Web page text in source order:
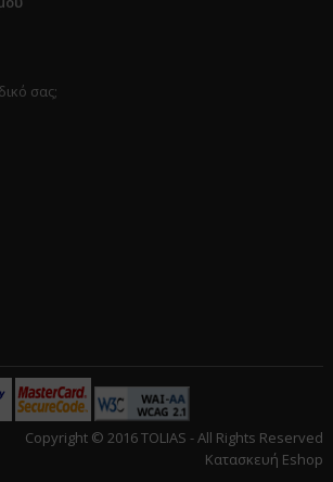
σας;
Copyright © 2016 TOLIAS - All Rights Reserved
Κατασκευή Eshop